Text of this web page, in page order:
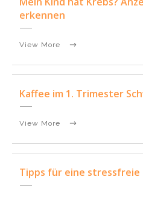
erkennen
View More
Kaffee im 1. Trimester
View More
Tipps für eine stressfreie